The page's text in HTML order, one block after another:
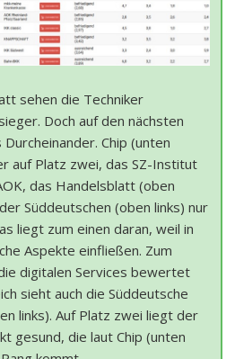
sehen die Techniker
Doch auf den nächsten
Chip (unten
auf Platz zwei, das SZ-Institut
das Handelsblatt (oben
Süddeutschen (oben links) nur
liegt zum einen daran, weil in
Aspekte einfließen. Zum
digitalen Services bewertet
sieht auch die Süddeutsche
links). Auf Platz zwei liegt der
gesund, die laut Chip (unten